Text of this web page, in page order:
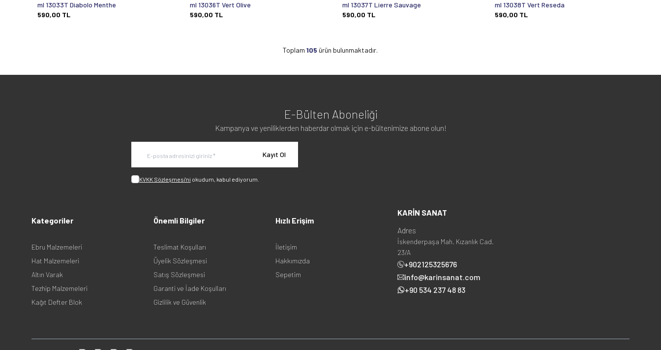
ml 13033T Diabolo Menthe
590,00 TL
ml 13036T Vert Olive
590,00 TL
ml 13037T Lierre Sauvage
590,00 TL
ml 13038T Vert Reseda
590,00 TL
Toplam105 ürün bulunmaktadır.
E-Bülten Aboneliği
Kampanya ve yeniliklerden haberdar olmak için e-bültenimize abone olun!
Kayıt Ol
KVKK Sözleşmesi'ni okudum, kabul ediyorum.
Kategoriler
Ebru Malzemeleri
Hat Malzemeleri
Altın Varak
Tezhip Malzemeleri
Kağıt Defter Blok
Önemli Bilgiler
Teslimat Koşulları
Üyelik Sözleşmesi
Satış Sözleşmesi
Garanti ve İade Koşulları
Gizlilik ve Güvenlik
Hızlı Erişim
İletişim
Hakkımızda
Sepetim
KARİN SANAT
Adres
İskenderpaşa Mah. Kızanlık Cad.
23/A
+902125325676
info@karinsanat.com
+90 534 237 48 83